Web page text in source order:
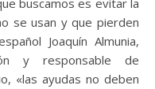
buscamos es evitar la
se usan y que pierden
Joaquín Almunia,
y responsable de
«las ayudas no deben